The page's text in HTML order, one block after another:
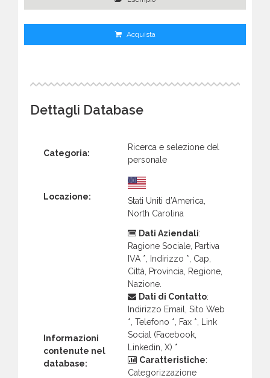
Acquista
Dettagli Database
Categoria:
Ricerca e selezione del
personale
Locazione:
Stati Uniti d’America,
North Carolina
Informazioni
contenute nel
database:
Dati Aziendali:
Ragione Sociale, Partiva
IVA *, Indirizzo *, Cap,
Città, Provincia, Regione,
Nazione.
Dati di Contatto:
Indirizzo Email, Sito Web
*, Telefono *, Fax *, Link
Social (Facebook,
Linkedin, X) *
Caratteristiche:
Categorizzazione